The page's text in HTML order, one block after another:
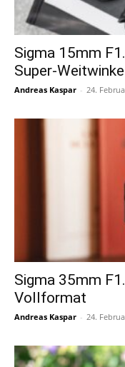
Sigma 15mm
Super-
Andreas Kaspar - 24.
Sigma 35mm
Vollformat
Andreas Kaspar - 24.